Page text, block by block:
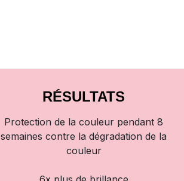
RÉSULTATS
Protection de la couleur pendant 8
semaines contre la dégradation de la
couleur